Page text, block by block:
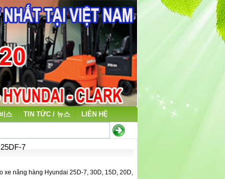
스 TIN TỨC / 뉴스 LIÊN HỆ
7
xe nâng hàng Hyundai 25D-7, 30D, 15D, 20D,